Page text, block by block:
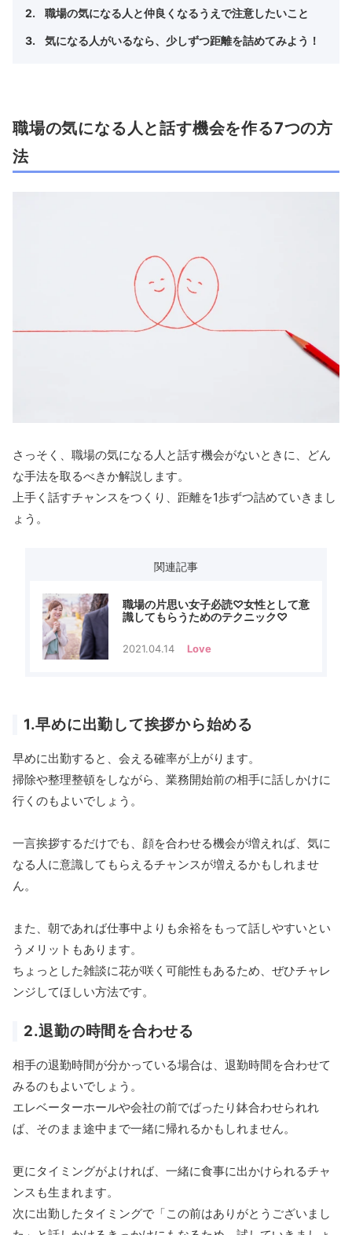
職場の気になる人と仲良くなるうえで注意したいこと
気になる人がいるなら、少しずつ距離を詰めてみよう！
職場の気になる人と話す機会を作る7つの方
法
さっそく、職場の気になる人と話す機会がないときに、どん
な手法を取るべきか解説します。
上手く話すチャンスをつくり、距離を1歩ずつ詰めていきまし
ょう。
関連記事
職場の片思い女子必読♡女性として意
識してもらうためのテクニック♡
2021.04.14 Love
1.早めに出勤して挨拶から始める
早めに出勤すると、会える確率が上がります。
掃除や整理整頓をしながら、業務開始前の相手に話しかけに
行くのもよいでしょう。
一言挨拶するだけでも、顔を合わせる機会が増えれば、気に
なる人に意識してもらえるチャンスが増えるかもしれませ
ん。
また、朝であれば仕事中よりも余裕をもって話しやすいとい
うメリットもあります。
ちょっとした雑談に花が咲く可能性もあるため、ぜひチャレ
ンジしてほしい方法です。
2.退勤の時間を合わせる
相手の退勤時間が分かっている場合は、退勤時間を合わせて
みるのもよいでしょう。
エレベーターホールや会社の前でばったり鉢合わせられれ
ば、そのまま途中まで一緒に帰れるかもしれません。
更にタイミングがよければ、一緒に食事に出かけられるチャ
ンスも生まれます。
次に出勤したタイミングで「この前はありがとうございまし